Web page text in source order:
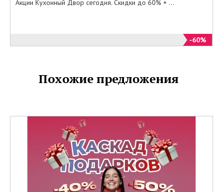
сайте Кухонный Двор все то, о
Акции Кухонный Двор сегодня. Скидки до 60% + ...
-60%
Похожие предложения